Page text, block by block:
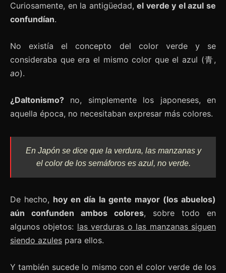
Curiosamente, en la antigüedad,el verde y el azul se
confundían.
No existía el concepto del color verde y se
consideraba que era el mismo color que el azul (青,
ao).
¿Daltonismo? no, simplemente los japoneses, en
aquella época, no necesitaban expresar más colores.
En Japón se dice que la verdura, las manzanas y
el color de los semáforos es azul, no verde.
De hecho, hoy en día la gente mayor (los abuelos)
aún confunden ambos colores, sobre todo en
algunos objetos: las verduras o las manzanas siguen
siendo azules para ellos.
Y también sucede lo mismo con el color verde de los